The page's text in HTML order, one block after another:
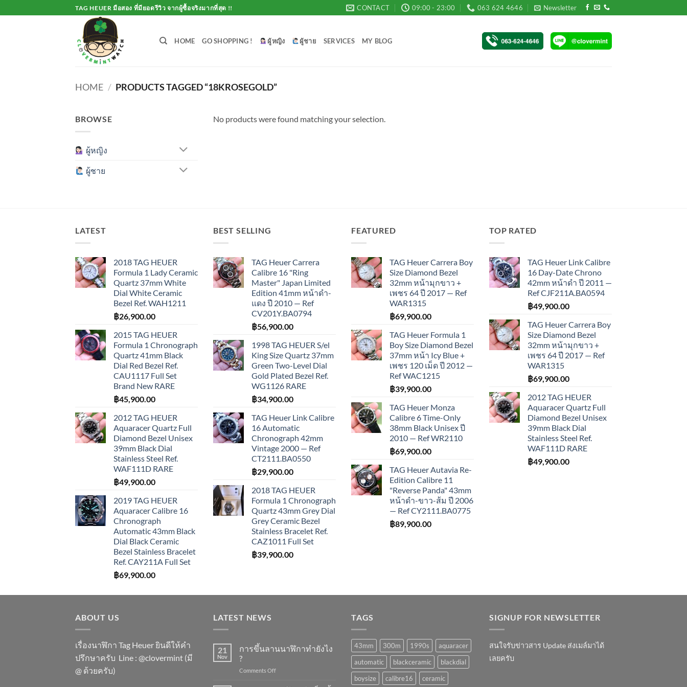
to
TAG HEUER มือสอง ที่มียอดรีวิว จากผู้ซื้อจริงมากที่สุด !! CONTACT 09:00 - 23:00 063 624 4646 Newsletter
HOME GO SHOPPING ! ผู้หญิง ผู้ชาย SERVICES MY BLOG
HOME / PRODUCTS TAGGED “18KROSEGOLD”
BROWSE
ผู้หญิง
ผู้ชาย
No products were found matching your selection.
LATEST
2018 TAG HEUER
Formula 1 Lady Ceramic
Quartz 37mm White
Dial White Ceramic
Bezel Ref. WAH1211
฿26,900.00
2015 TAG HEUER
Formula 1 Chronograph
Quartz 41mm Black
Dial Red Bezel Ref.
CAU1117 Full Set
Brand New RARE
฿45,900.00
2012 TAG HEUER
Aquaracer Quartz Full
Diamond Bezel Unisex
39mm Black Dial
Stainless Steel Ref.
WAF111D RARE
฿49,900.00
2019 TAG HEUER
Aquaracer Calibre 16
Chronograph
Automatic 43mm Black
Dial Black Ceramic
Bezel Stainless Bracelet
Ref. CAY211A Full Set
฿69,900.00
BEST SELLING
TAG Heuer Carrera
Calibre 16 "Ring
Master" Japan Limited
Edition 41mm หน้าดำ-
แดง ปี 2010 — Ref
CV201Y.BA0794
฿56,900.00
1998 TAG HEUER S/el
King Size Quartz 37mm
Green Two-Level Dial
Gold Plated Bezel Ref.
WG1126 RARE
฿34,900.00
TAG Heuer Link Calibre
16 Automatic
Chronograph 42mm
Vintage 2000 — Ref
CT2111.BA0550
฿29,900.00
2018 TAG HEUER
Formula 1 Chronograph
Quartz 43mm Grey Dial
Grey Ceramic Bezel
Stainless Bracelet Ref.
CAZ1011 Full Set
฿39,900.00
FEATURED
TAG Heuer Carrera Boy
Size Diamond Bezel
32mm หน้ามุกขาว +
เพชร 64 ปี 2017 — Ref
WAR1315
฿69,900.00
TAG Heuer Formula 1
Boy Size Diamond Bezel
37mm หน้า Icy Blue +
เพชร 120 เม็ด ปี 2012 —
Ref WAC1215
฿39,900.00
TAG Heuer Monza
Calibre 6 Time-Only
38mm Black Unisex ปี
2010 — Ref WR2110
฿69,900.00
TAG Heuer Autavia Re-
Edition Calibre 11
"Reverse Panda" 43mm
หน้าดำ-ขาว-ส้ม ปี 2006
— Ref CY2111.BA0775
฿89,900.00
TOP RATED
TAG Heuer Link Calibre
16 Day-Date Chrono
42mm หน้าดำ ปี 2011 —
Ref CJF211A.BA0594
฿49,900.00
TAG Heuer Carrera Boy
Size Diamond Bezel
32mm หน้ามุกขาว +
เพชร 64 ปี 2017 — Ref
WAR1315
฿69,900.00
2012 TAG HEUER
Aquaracer Quartz Full
Diamond Bezel Unisex
39mm Black Dial
Stainless Steel Ref.
WAF111D RARE
฿49,900.00
ABOUT US
เรื่องนาฬิกา Tag Heuer ยินดีให้คำ
ปรึกษาครับ ​Line : @clovermint (มี
@ ด้วยครับ)
LATEST NEWS
21
Nov
การขึ้นลานนาฬิกาทำยังไง
?
Comments Offon
TAGS
43mm 300m 1990s
aquaracer
automatic
blackceramic
blackdial
boysize
calibre16
ceramic
SIGNUP FOR NEWSLETTER
สนใจรับข่าวสาร Update ส่งเมล์มาได้
เลยครับ